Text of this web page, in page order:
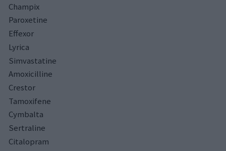
Champix
Paroxetine
Effexor
Lyrica
Simvastatine
Amoxicilline
Crestor
Tamoxifene
Cymbalta
Sertraline
Citalopram